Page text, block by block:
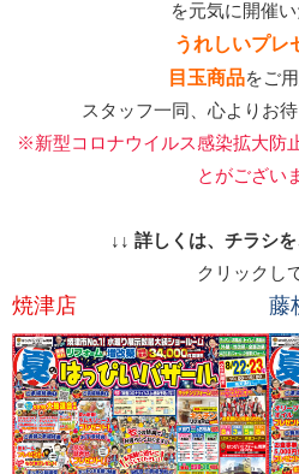
を元気に開催
うれしいプレ
目玉商品をご用
スタッフ一同、心よりお
※新型コロナウイルス感染拡大防
とがござい
↓↓ 詳しくは、チラシ
クリックし
焼津店 藤